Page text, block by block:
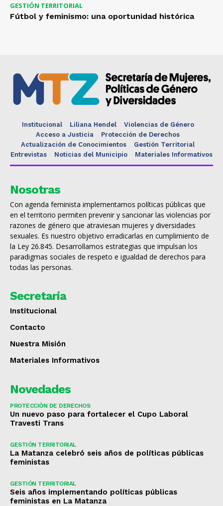
GESTIÓN TERRITORIAL
Fútbol y feminismo: una oportunidad histórica
Institucional Liliana Hendel
Violencias de Género
Acceso a Justicia
Protección de Derechos
Actualización de Conocimientos
Gestión Territorial
Entrevistas
Noticias del Municipio Materiales Informativos
Nosotras
Con agenda feminista implementamos políticas públicas que
en el territorio permiten prevenir y sancionar las violencias por
razones de género que atraviesan mujeres y diversidades
sexuales. Es nuestro objetivo erradicarlas en cumplimiento de
la Ley 26.845. Desarrollamos estrategias que impulsan los
paradigmas sociales de respeto e igualdad de derechos para
todas las personas.
Secretaría
Institucional
Contacto
Nuestra Misión
Materiales Informativos
Novedades
PROTECCIÓN DE DERECHOS
Un nuevo paso para fortalecer el Cupo Laboral
Travesti Trans
GESTIÓN TERRITORIAL
La Matanza celebró seis años de políticas públicas
feministas
GESTIÓN TERRITORIAL
Seis años implementando políticas públicas
feministas en La Matanza